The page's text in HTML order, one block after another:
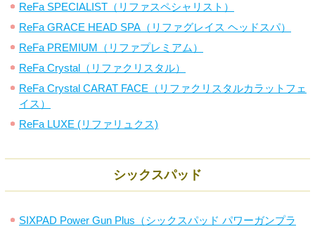
ReFa SPECIALIST（リファスペシャリスト）
ReFa GRACE HEAD SPA（リファグレイス ヘッドスパ）
ReFa PREMIUM（リファプレミアム）
ReFa Crystal（リファクリスタル）
ReFa Crystal CARAT FACE（リファクリスタルカラットフェ
イス）
ReFa LUXE (リファリュクス)
シックスパッド
SIXPAD Power Gun Plus（シックスパッド パワーガンプラ